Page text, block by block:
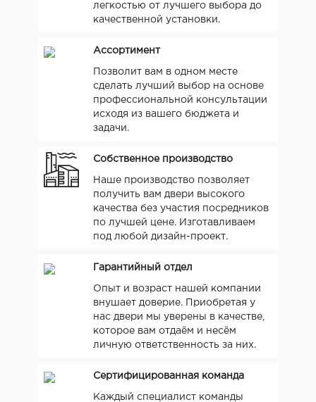
легкостью от лучшего выбора до
качественной установки.
Ассортимент
Позволит вам в одном месте
сделать лучший выбор на основе
профессиональной консультации
исходя из вашего бюджета и
задачи.
Собственное производство
Наше производство позволяет
получить вам двери высокого
качества без участия посредников
по лучшей цене. Изготавливаем
под любой дизайн-проект.
Гарантийный отдел
Опыт и возраст нашей компании
внушает доверие. Приобретая у
нас двери мы уверены в качестве,
которое вам отдаём и несём
личную ответственность за них.
Сертифицированная команда
Каждый специалист команды